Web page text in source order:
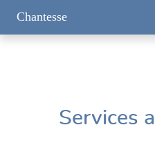
Chantesse
Services